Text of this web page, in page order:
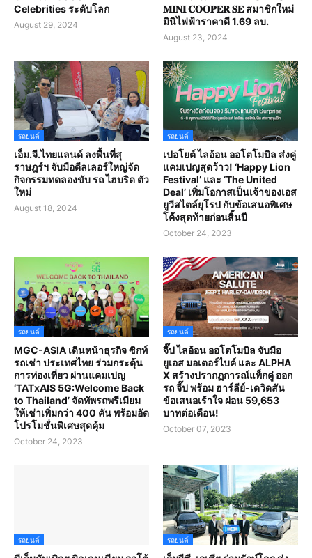
Celebrities ระดับโลก
August 29, 2024
𝐌𝐈𝐍𝐈 𝐂𝐎𝐎𝐏𝐄𝐑 𝐒𝐄 สมาชิกใหม่
มินิไฟฟ้าราคาดี 1.69 ลบ.
August 23, 2024
รถยนต์
เอ็ม.จี.ไทยแลนด์ ลงพื้นที่สุ
ราษฎร์ฯ จับมือดีลเลอร์ใหญ่จัด
กิจกรรมทดลองขับ รถ ไฮบริด ตัว
ใหม่
August 18, 2024
รถยนต์
เปอโยต์ ไลอ้อน ออโตโมบิล ส่งคู่
แคมเปญสุดว้าว! ‘Happy Lion
Festival’ และ ‘The United
Deal’ เพิ่มโอกาสเป็นเจ้าของเอส
ยูวีสไตล์ยุโรป กับข้อเสนอพิเศษ
โค้งสุดท้ายก่อนสิ้นปี
October 24, 2023
รถยนต์
MGC-ASIA เดินหน้าธุรกิจ ซิกท์
รถเช่า ประเทศไทย ร่วมกระตุ้น
การท่องเที่ยว ผ่านแคมเปญ
‘TATxAIS 5G:Welcome Back
to Thailand’ จัดทัพรถพรีเมียม
ให้เช่าเพิ่มกว่า 400 คัน พร้อมอัด
โปรโมชั่นพิเศษสุดคุ้ม
October 24, 2023
รถยนต์
จี๊ป ไลอ้อน ออโตโมบิล จับมือ
ยูเอส มอเตอร์ไบค์ และ ALPHA
X สร้างปรากฏการณ์แพ็กคู่ ออก
รถ จี๊ป พร้อม ฮาร์ลีย์-เดวิดสัน
ข้อเสนอเร้าใจ ผ่อน 59,653
บาทต่อเดือน!
October 07, 2023
รถยนต์ รถยนต์